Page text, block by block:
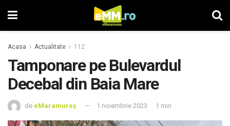
Acasa Actualitate 112
Tamponare pe Bulevardul
Decebal din Baia Mare
de eMaramureș 1 noiembrie 2023 1 min